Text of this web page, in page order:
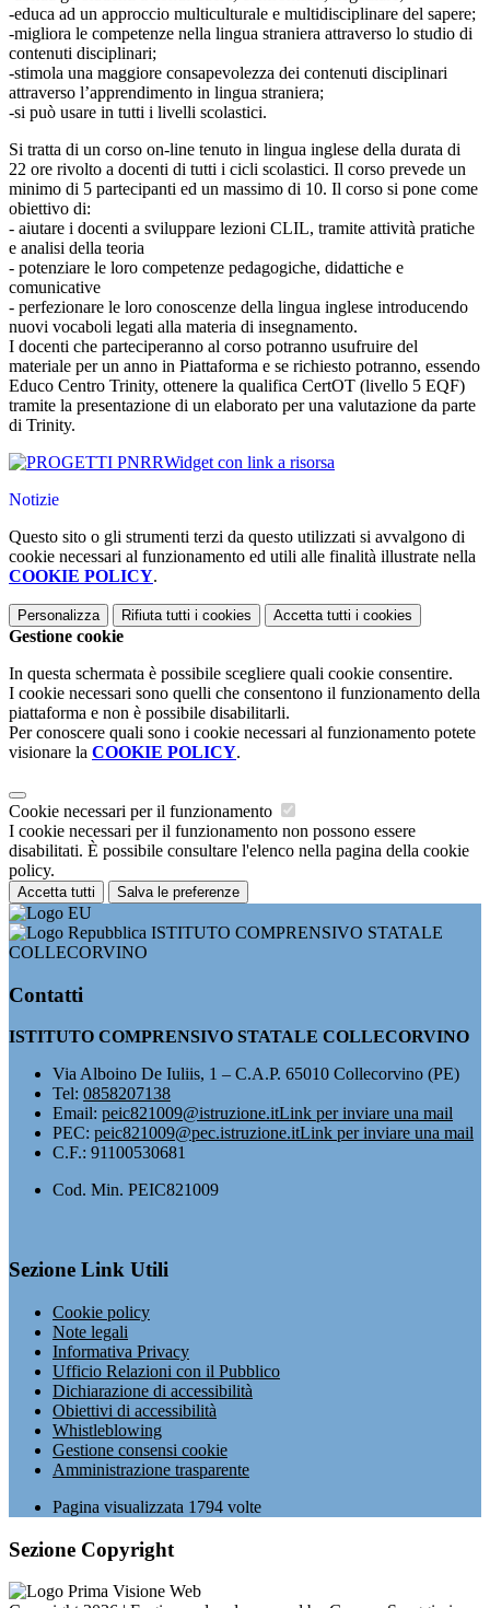
-educa ad un approccio multiculturale e multidisciplinare del sapere;
-migliora le competenze nella lingua straniera attraverso lo studio di
contenuti disciplinari;
-stimola una maggiore consapevolezza dei contenuti disciplinari
attraverso l’apprendimento in lingua straniera;
-si può usare in tutti i livelli scolastici.
Si tratta di un corso on-line tenuto in lingua inglese della durata di
22 ore rivolto a docenti di tutti i cicli scolastici. Il corso prevede un
minimo di 5 partecipanti ed un massimo di 10. Il corso si pone come
obiettivo di:
- aiutare i docenti a sviluppare lezioni CLIL, tramite attività pratiche
e analisi della teoria
- potenziare le loro competenze pedagogiche, didattiche e
comunicative
- perfezionare le loro conoscenze della lingua inglese introducendo
nuovi vocaboli legati alla materia di insegnamento.
I docenti che parteciperanno al corso potranno usufruire del
materiale per un anno in Piattaforma e se richiesto potranno, essendo
Educo Centro Trinity, ottenere la qualifica CertOT (livello 5 EQF)
tramite la presentazione di un elaborato per una valutazione da parte
di Trinity.
Widget con link a risorsa
Notizie
Questo sito o gli strumenti terzi da questo utilizzati si avvalgono di
cookie necessari al funzionamento ed utili alle finalità illustrate nella
COOKIE POLICY.
Personalizza Rifiuta tutti i cookies Accetta tutti i cookies
Gestione cookie
In questa schermata è possibile scegliere quali cookie consentire.
I cookie necessari sono quelli che consentono il funzionamento della
piattaforma e non è possibile disabilitarli.
Per conoscere quali sono i cookie necessari al funzionamento potete
visionare la COOKIE POLICY.
Cookie necessari per il funzionamento
I cookie necessari per il funzionamento non possono essere
disabilitati. È possibile consultare l'elenco nella pagina della cookie
policy.
Accetta tutti Salva le preferenze
ISTITUTO COMPRENSIVO STATALE
COLLECORVINO
Contatti
ISTITUTO COMPRENSIVO STATALE COLLECORVINO
Via Alboino De Iuliis, 1 – C.A.P. 65010 Collecorvino (PE)
Tel: 0858207138
Email: peic821009@istruzione.itLink per inviare una mail
PEC: peic821009@pec.istruzione.itLink per inviare una mail
C.F.: 91100530681
Cod. Min. PEIC821009
Sezione Link Utili
Cookie policy
Note legali
Informativa Privacy
Ufficio Relazioni con il Pubblico
Dichiarazione di accessibilità
Obiettivi di accessibilità
Whistleblowing
Gestione consensi cookie
Amministrazione trasparente
Pagina visualizzata 1794 volte
Sezione Copyright